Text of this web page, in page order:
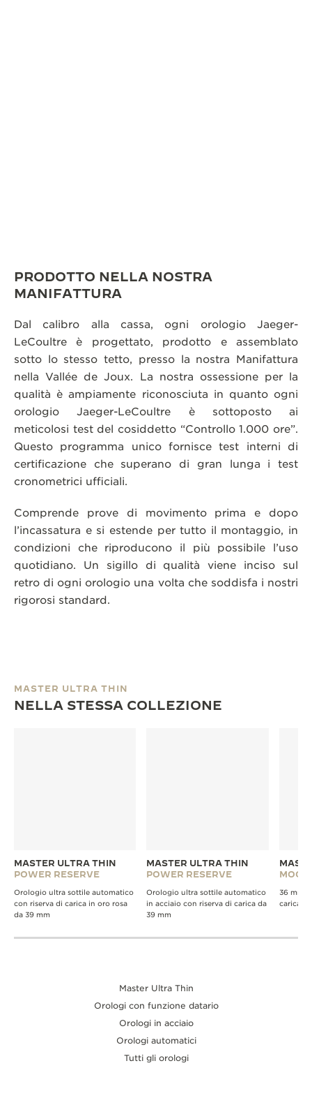
PRODOTTO NELLA NOSTRA
MANIFATTURA
Dal calibro alla cassa, ogni orologio Jaeger-
LeCoultre è progettato, prodotto e assemblato
sotto lo stesso tetto, presso la nostra Manifattura
nella Vallée de Joux. La nostra ossessione per la
qualità è ampiamente riconosciuta in quanto ogni
orologio Jaeger-LeCoultre è sottoposto ai
meticolosi test del cosiddetto “Controllo 1.000 ore”.
Questo programma unico fornisce test interni di
certificazione che superano di gran lunga i test
cronometrici ufficiali.
Comprende prove di movimento prima e dopo
l’incassatura e si estende per tutto il montaggio, in
condizioni che riproducono il più possibile l’uso
quotidiano. Un sigillo di qualità viene inciso sul
retro di ogni orologio una volta che soddisfa i nostri
rigorosi standard.
MASTER ULTRA THIN
NELLA STESSA COLLEZIONE
MASTER ULTRA THIN
POWER RESERVE
Orologio ultra sottile automatico
con riserva di carica in oro rosa
da 39 mm
MASTER ULTRA THIN
POWER RESERVE
Orologio ultra sottile automatico
in acciaio con riserva di carica da
39 mm
MOON
36 mm,
carica
Master Ultra Thin
Orologi con funzione datario
Orologi in acciaio
Orologi automatici
Tutti gli orologi